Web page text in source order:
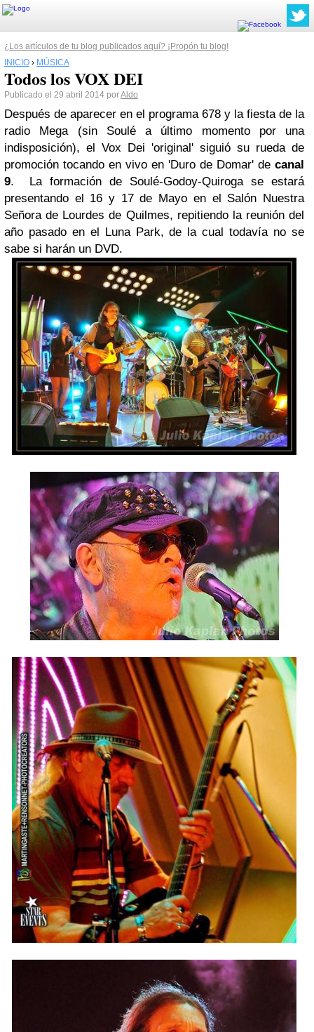
¿Los artículos de tu blog publicados aquí? ¡Propón tu blog!
INICIO › MÚSICA
Todos los VOX DEI
Publicado el 29 abril 2014 porAldo
Después de aparecer en el programa 678 y la fiesta de la
radio Mega(sin Souléa último momento por una
indisposición), el Vox Dei 'original' siguió su rueda de
promoción tocando en vivo en 'Duro de Domar' de canal
9. La formación de Soulé-Godoy-Quirogase estará
presentando el 16 y 17 de Mayo en el Salón Nuestra
Señora de Lourdes de Quilmes, repitiendo la reunión del
año pasado en el Luna Park, de la cual todavía no se
sabe si harán un DVD.